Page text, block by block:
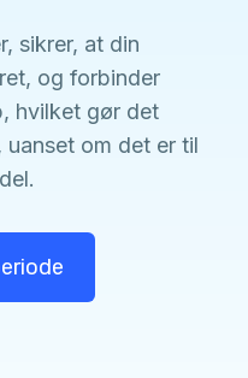
sikrer, at din
og forbinder
hvilket gør det
om det er til